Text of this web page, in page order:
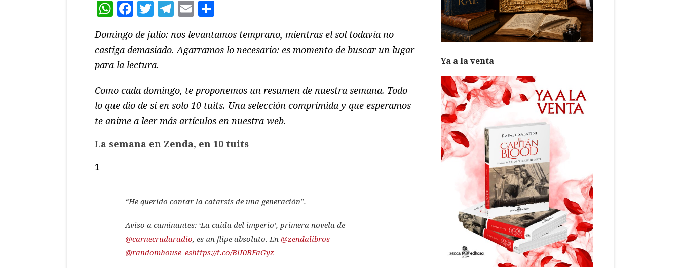
WhatsApp
Facebook
Twitter
Telegram
Email
Domingo de julio: nos levantamos temprano, mientras el sol todavía no
castiga demasiado. Agarramos lo necesario: es momento de buscar un lugar
para la lectura.
Como cada domingo, te proponemos un resumen de nuestra semana. Todo
lo que dio de sí en solo 10 tuits. Una selección comprimida y que esperamos
te anime a leer más artículos en nuestra web.
La semana en Zenda, en 10 tuits
1
“He querido contar la catarsis de una generación”.
Aviso a caminantes: ‘La caida del imperio’, primera novela de
@carnecrudaradio, es un flipe absoluto. En @zendalibros
@randomhouse_eshttps://t.co/BlI0BFaGyz
Ya a la venta